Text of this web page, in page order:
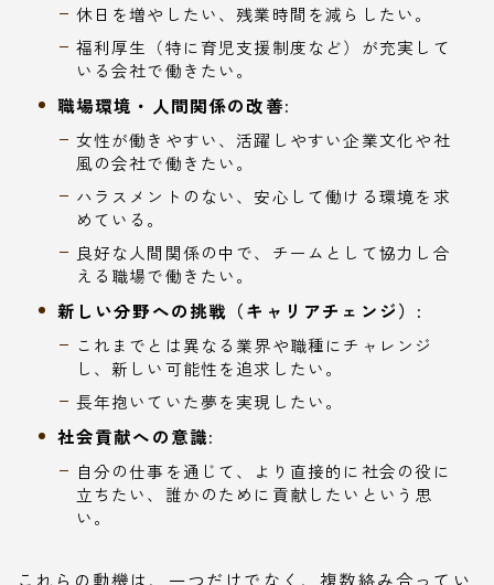
休日を増やしたい、残業時間を減らしたい。
福利厚生（特に育児支援制度など）が充実して
いる会社で働きたい。
職場環境・人間関係の改善:
女性が働きやすい、活躍しやすい企業文化や社
風の会社で働きたい。
ハラスメントのない、安心して働ける環境を求
めている。
良好な人間関係の中で、チームとして協力し合
える職場で働きたい。
新しい分野への挑戦（キャリアチェンジ）:
これまでとは異なる業界や職種にチャレンジ
し、新しい可能性を追求したい。
長年抱いていた夢を実現したい。
社会貢献への意識:
自分の仕事を通じて、より直接的に社会の役に
立ちたい、誰かのために貢献したいという思
い。
これらの動機は、一つだけでなく、複数絡み合ってい